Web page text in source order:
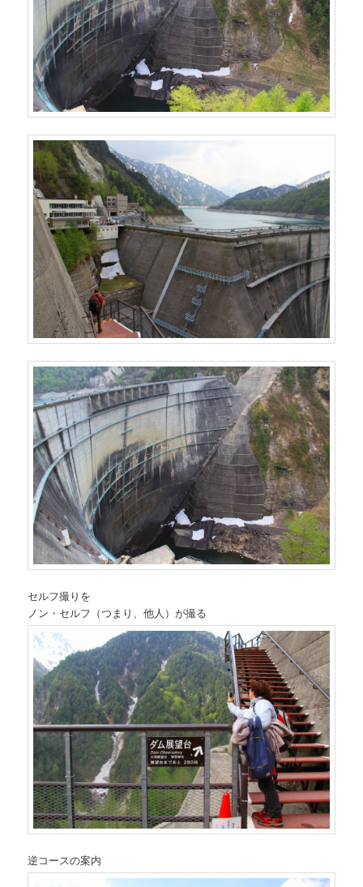
セルフ撮りを
ノン・セルフ（つまり、他人）が撮る
逆コースの案内